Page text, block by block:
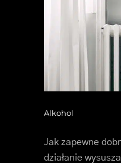
Alkohol
Jak zapewne
działanie